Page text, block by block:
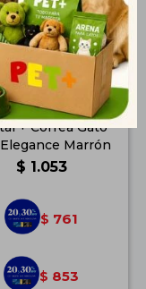
+ Correa Gato
Marrón
$ 1.053
$ 761
$ 853